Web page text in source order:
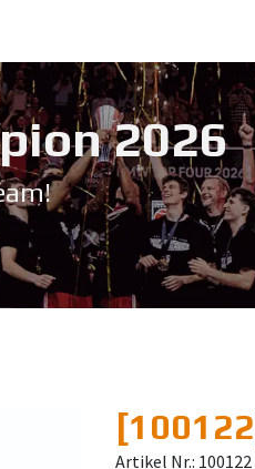
20​26
Artikel Nr.: 100122